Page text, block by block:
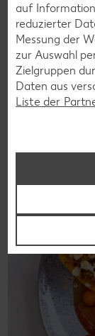
denn es geht
bringen Vielfalt
Genießer, für
auf
reduzierter
Messung der
zur Auswahl
Zielgruppen
Daten aus
Liste der